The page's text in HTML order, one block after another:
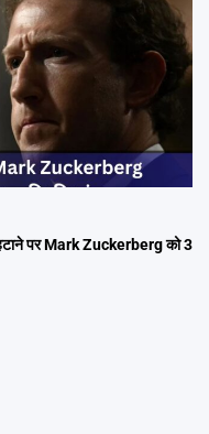
पर Mark Zuckerberg को 3